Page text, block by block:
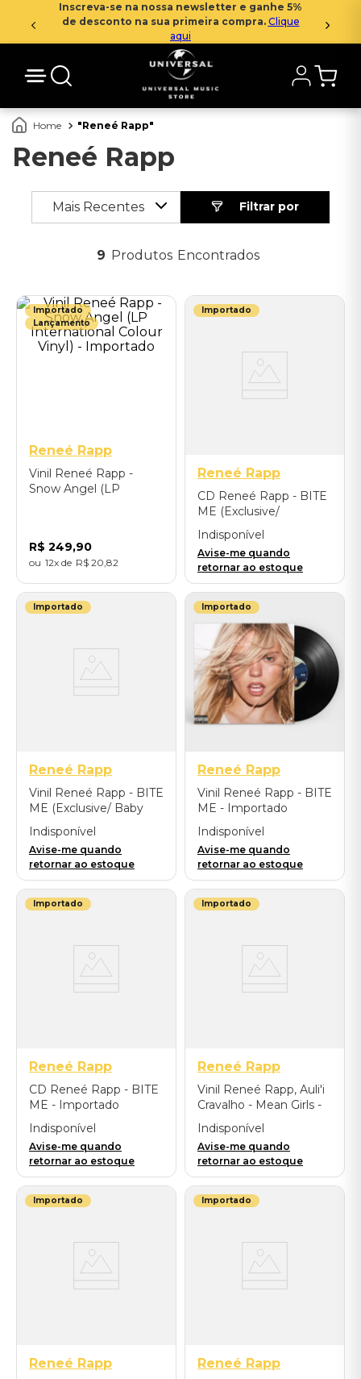
Inscreva-se na nossa newsletter e ganhe 5%
de desconto na sua primeira compra. Clique
aqui
Reneé Rapp
Reneé Rapp
Mais Recentes
9 Produtos
Importado
Lançamento
Reneé Rapp
Vinil Reneé Rapp -
Snow Angel (LP
R$ 249,90
12 R$ 20 82
Importado
Reneé Rapp
CD Reneé Rapp - BITE
ME (Exclusive/
Alternate Cover) -
Importado
Indisponível
Avise-me quando
retornar ao estoque
Importado
Reneé Rapp
Vinil Reneé Rapp - BITE
ME (Exclusive/ Baby
Pink/ Alternate Cover) -
Importado
Indisponível
Avise-me quando
retornar ao estoque
Importado
Reneé Rapp
Vinil Reneé Rapp - BITE
ME - Importado
Indisponível
Avise-me quando
retornar ao estoque
Importado
Reneé Rapp
CD Reneé Rapp - BITE
ME - Importado
Indisponível
Avise-me quando
retornar ao estoque
Importado
Reneé Rapp
Vinil Reneé Rapp, Auli'i
Cravalho - Mean Girls -
Music From The Motion
Picture - Importado
Indisponível
Avise-me quando
retornar ao estoque
Importado
Reneé Rapp
Importado
Reneé Rapp